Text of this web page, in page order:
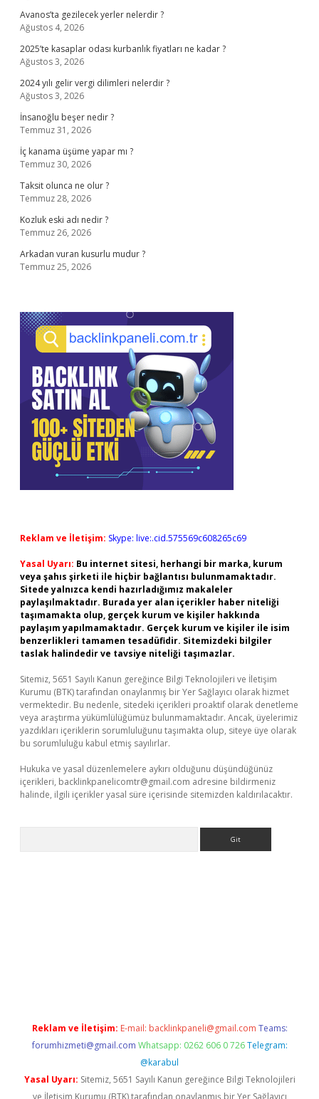
Avanos’ta gezilecek yerler nelerdir ?
Ağustos 4, 2026
2025’te kasaplar odası kurbanlık fiyatları ne kadar ?
Ağustos 3, 2026
2024 yılı gelir vergi dilimleri nelerdir ?
Ağustos 3, 2026
İnsanoğlu beşer nedir ?
Temmuz 31, 2026
İç kanama üşüme yapar mı ?
Temmuz 30, 2026
Taksit olunca ne olur ?
Temmuz 28, 2026
Kozluk eski adı nedir ?
Temmuz 26, 2026
Arkadan vuran kusurlu mudur ?
Temmuz 25, 2026
Reklam ve İletişim: Skype: live:.cid.575569c608265c69
Yasal Uyarı: Bu internet sitesi, herhangi bir marka, kurum
veya şahıs şirketi ile hiçbir bağlantısı bulunmamaktadır.
Sitede yalnızca kendi hazırladığımız makaleler
paylaşılmaktadır. Burada yer alan içerikler haber niteliği
taşımamakta olup, gerçek kurum ve kişiler hakkında
paylaşım yapılmamaktadır. Gerçek kurum ve kişiler ile isim
benzerlikleri tamamen tesadüfidir. Sitemizdeki bilgiler
taslak halindedir ve tavsiye niteliği taşımazlar.
Sitemiz, 5651 Sayılı Kanun gereğince Bilgi Teknolojileri ve İletişim
Kurumu (BTK) tarafından onaylanmış bir Yer Sağlayıcı olarak hizmet
vermektedir. Bu nedenle, sitedeki içerikleri proaktif olarak denetleme
veya araştırma yükümlülüğümüz bulunmamaktadır. Ancak, üyelerimiz
yazdıkları içeriklerin sorumluluğunu taşımakta olup, siteye üye olarak
bu sorumluluğu kabul etmiş sayılırlar.
Hukuka ve yasal düzenlemelere aykırı olduğunu düşündüğünüz
içerikleri, backlinkpanelicomtr@gmail.com adresine bildirmeniz
halinde, ilgili içerikler yasal süre içerisinde sitemizden kaldırılacaktır.
Reklam ve İletişim: E-mail: backlinkpaneli@gmail.com Teams:
forumhizmeti@gmail.com Whatsapp: 0262 606 0 726 Telegram:
@karabul
Yasal Uyarı: Sitemiz, 5651 Sayılı Kanun gereğince Bilgi Teknolojileri
ve İletişim Kurumu (BTK) tarafından onaylanmış bir Yer Sağlayıcı